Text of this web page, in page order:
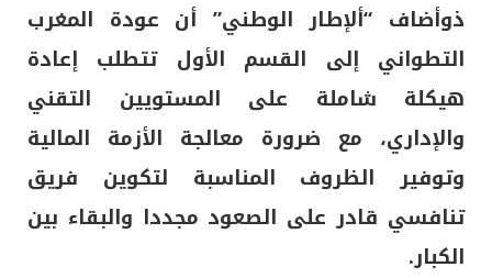
ذوأضاف “ألإطار الوطني” أن عودة المغرب
التطواني إلى القسم الأول تتطلب إعادة
هيكلة شاملة على المستويين التقني
والإداري، مع ضرورة معالجة الأزمة المالية
وتوفير الظروف المناسبة لتكوين فريق
تنافسي قادر على الصعود مجددا والبقاء بين
الكبار.